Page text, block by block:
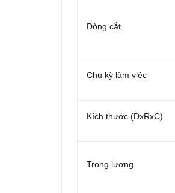
Dòng cắt
Chu kỳ làm việc
Kích thước (DxRxC)
Trọng lượng